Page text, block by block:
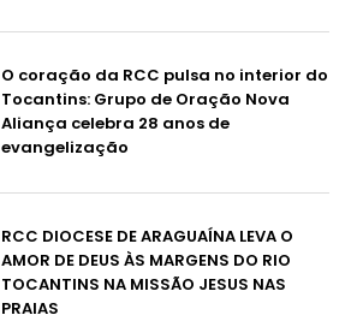
O coração da RCC pulsa no interior do
Tocantins: Grupo de Oração Nova
Aliança celebra 28 anos de
evangelização
RCC DIOCESE DE ARAGUAÍNA LEVA O
AMOR DE DEUS ÀS MARGENS DO RIO
TOCANTINS NA MISSÃO JESUS NAS
PRAIAS